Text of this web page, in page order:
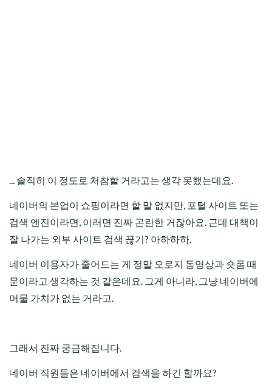
... 솔직히 이 정도로 처참할 거라고는 생각 못했는데요.
네이버의 본업이 쇼핑이라면 할 말 없지만, 포털 사이트 또는
검색 엔진이라면, 이러면 진짜 곤란한 거잖아요. 근데 대책이
잘 나가는 외부 사이트 검색 끊기? 아하하하.
네이버 이용자가 줄어드는 게 정말 오로지 동영상과 숏폼 때
문이라고 생각하는 것 같은데요. 그게 아니라, 그냥 네이버에
머물 가치가 없는 거라고.
그래서 진짜 궁금해집니다.
네이버 직원들은 네이버에서 검색을 하긴 할까요?